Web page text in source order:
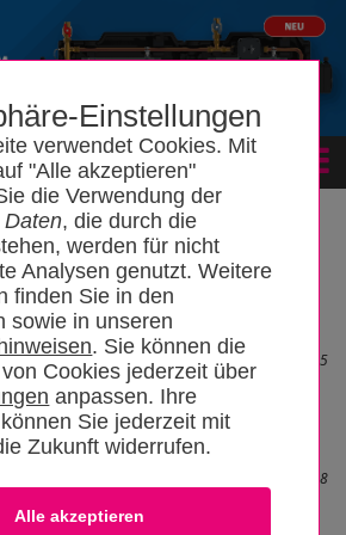
Einstellungen
verwendet Cookies. Mit
"Alle akzeptieren"
die Verwendung der
Daten, die durch die
werden für nicht
Analysen genutzt. Weitere
finden Sie in den
sowie in unseren
. Sie können die
Cookies jederzeit über
anpassen. Ihre
Sie jederzeit mit
Zukunft widerrufen.
Stand: 10.04.2012 18:37:05
reagiert ein Werkstoff bei der
eines Elektrolyten zu einem
Stand: 05.12.2013 20:40:48
, Solar- und